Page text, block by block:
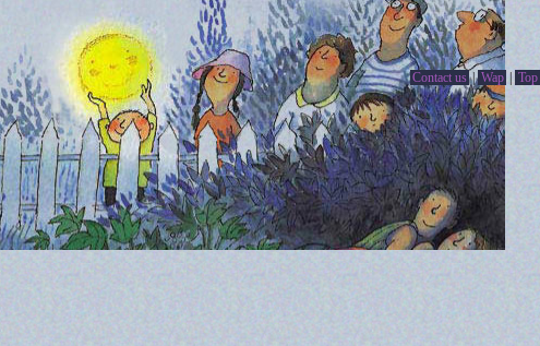
Contact us | Wap | Top